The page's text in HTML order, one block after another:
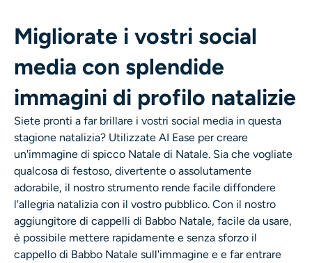
Migliorate i vostri social
media con splendide
immagini di profilo natalizie
Siete pronti a far brillare i vostri social media in questa
stagione natalizia? Utilizzate AI Ease per creare
un'immagine di spicco Natale di Natale. Sia che vogliate
qualcosa di festoso, divertente o assolutamente
adorabile, il nostro strumento rende facile diffondere
l'allegria natalizia con il vostro pubblico. Con il nostro
aggiungitore di cappelli di Babbo Natale, facile da usare,
è possibile mettere rapidamente e senza sforzo il
cappello di Babbo Natale sull'immagine e e far entrare